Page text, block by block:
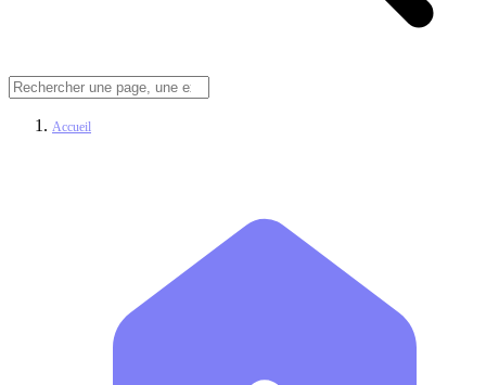
Accueil